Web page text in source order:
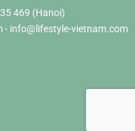
469 (Hanoi)
- info@lifestyle-vietnam.com